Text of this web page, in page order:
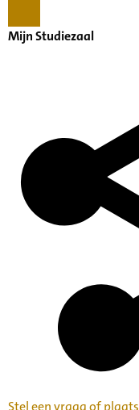
Mijn Studiezaal
Stel een vraag of